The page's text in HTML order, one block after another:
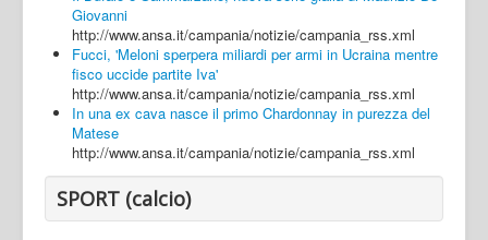
Giovanni
http://www.ansa.it/campania/notizie/campania_rss.xml
Fucci, 'Meloni sperpera miliardi per armi in Ucraina mentre
fisco uccide partite Iva'
http://www.ansa.it/campania/notizie/campania_rss.xml
In una ex cava nasce il primo Chardonnay in purezza del
Matese
http://www.ansa.it/campania/notizie/campania_rss.xml
SPORT (calcio)